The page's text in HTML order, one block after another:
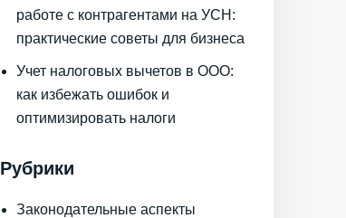
работе с контрагентами на УСН:
практические советы для бизнеса
Учет налоговых вычетов в ООО:
как избежать ошибок и
оптимизировать налоги
Рубрики
Законодательные аспекты